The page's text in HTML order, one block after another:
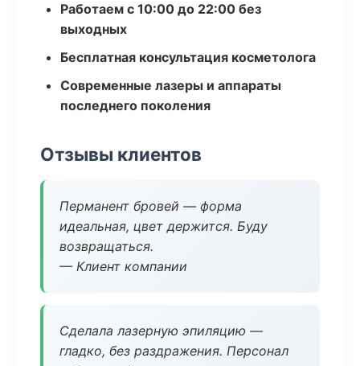
Работаем с 10:00 до 22:00 без
выходных
Бесплатная консультация косметолога
Современные лазеры и аппараты
последнего поколения
Отзывы клиентов
Перманент бровей — форма
идеальная, цвет держится. Буду
возвращаться.
— Клиент компании
Сделала лазерную эпиляцию —
гладко, без раздражения. Персонал